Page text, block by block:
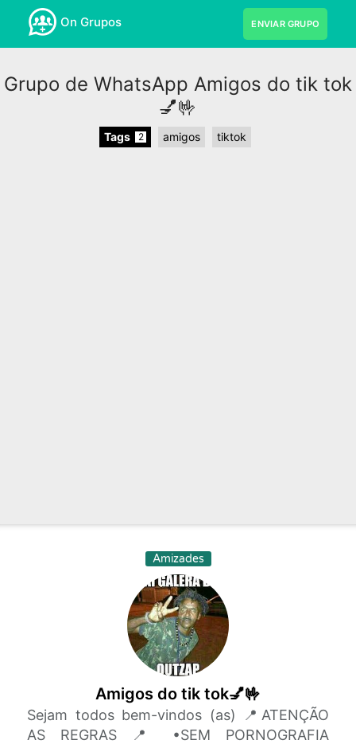
On Grupos ENVIAR GRUPO
Grupo de WhatsApp Amigos do tik tok
💅🤟
Tags 2 amigos tiktok
Amizades
Amigos do tik tok💅🤟
Sejam todos bem-vindos (as) 📍ATENÇÃO
AS REGRAS 📍 •SEM PORNOGRAFIA